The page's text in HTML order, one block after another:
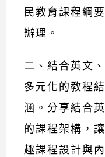
民教育課程綱
辦理。
二、結合英文
多元化的教程
涵。分享結合
的課程架構，
趣課程設計與